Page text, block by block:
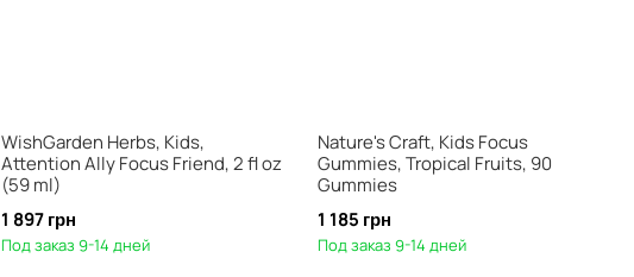
WishGarden Herbs, Kids,
Attention Ally Focus Friend, 2 fl oz
(59 ml)
1 897 грн
Под заказ 9-14 дней
Nature's Craft, Kids Focus
Gummies, Tropical Fruits, 90
Gummies
1 185 грн
Под заказ 9-14 дней